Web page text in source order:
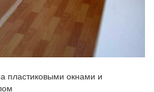
пластиковыми окнами и